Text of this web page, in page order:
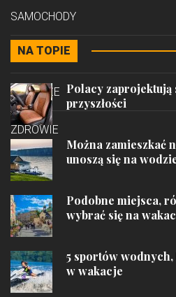
SAMOCHODY
STYL
PODRÓŻE
ZDROWIE
NA TOPIE
Polacy
przyszłości
Można zamieszkać
unoszą się na
Podobne miejsca,
wybrać się na
5 sportów
w wakacje